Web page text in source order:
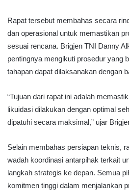
Rapat tersebut membahas secara
dan operasional untuk memastikan
sesuai rencana. Brigjen TNI Danny
pentingnya mengikuti prosedur yang
tahapan dapat dilaksanakan dengan
“Tujuan dari rapat ini adalah
likuidasi dilakukan dengan optimal
dipatuhi secara maksimal,” ujar
Selain membahas persiapan teknis,
wadah koordinasi antarpihak terkait
langkah strategis ke depan. Semua
komitmen tinggi dalam menjalankan